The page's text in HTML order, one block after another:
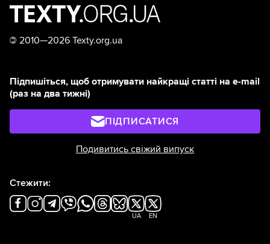
© 2010—2026 Texty.org.ua
Підпишіться, щоб отримувати найкращі статті на e-mail
(раз на два тижні)
ПІДПИСАТИСЯ
Подивитись свіжий випуск
Стежити:
UA EN